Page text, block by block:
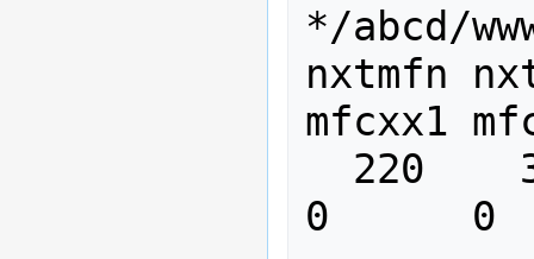
*/abcd/
nxtmfn
mfcxx1
0      0